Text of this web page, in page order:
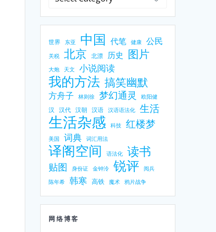
世界 东亚 中国 代笔 健康 公民
关税 北京 北漂 历史 图片
大炮 天文 小说阅读
我的方法 搞笑幽默
方舟子 林则徐 梦幻通灵 欧阳健
汉 汉代 汉朝 汉语 汉语语法化 生活
生活杂感 科技 红楼梦
美国 词典 词汇用法
译阁空间 语法化 读书
贴图 身份证 金钟泠 锐评
阅兵
陈年希
韩寒 高铁 魔术 鸦片战争
网络博客